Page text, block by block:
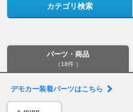
カテゴリ検索
パーツ・商品
（18件 ）
デモカー装着パーツはこちら